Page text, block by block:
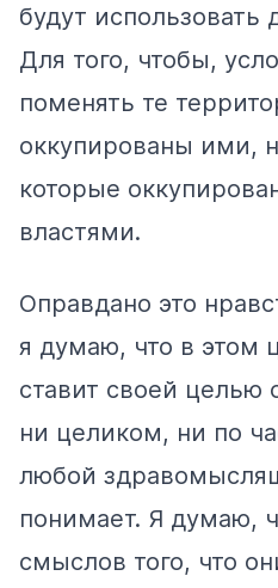
будут использовать
Для того, чтобы,
поменять те
оккупированы ими,
которые
властями.
Оправдано это
я думаю, что в этом
ставит своей целью
ни целиком, ни по
любой
понимает. Я думаю,
смыслов того, что